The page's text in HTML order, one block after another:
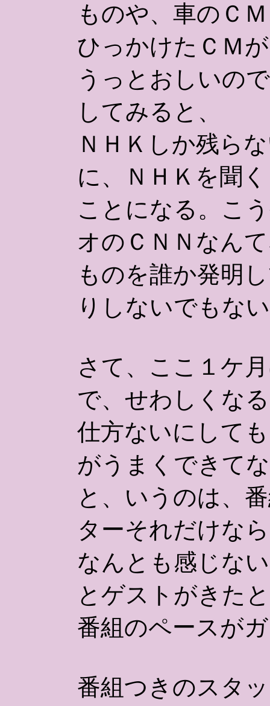
ものや、車のＣ
ひっかけたＣＭが
うっとおしいの
してみると、
ＮＨＫしか残ら
に、ＮＨＫを聞く
ことになる。こ
オのＣＮＮなん
ものを誰か発明
りしないでもな
さて、ここ１ケ
で、せわしくな
仕方ないにして
がうまくできて
と、いうのは、
ターそれだけなら
なんとも感じな
とゲストがきた
番組のペースが
番組つきのスタ